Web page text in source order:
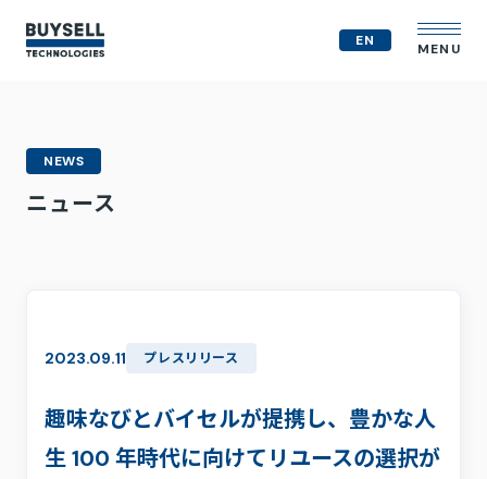
EN MENU
会社概要
人的資本
コンプライアンス体制
IR情報
ニュース
NEWS
ニュース
2023.09.11 プレスリリース
趣味なびとバイセルが提携し、豊かな人
生 100 年時代に向けてリユースの選択が